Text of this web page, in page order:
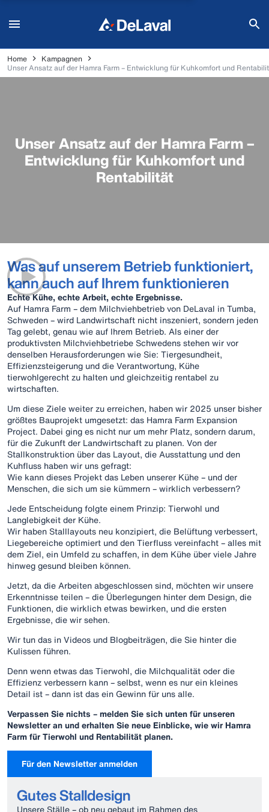
Home
Kampagnen
Unser Ansatz auf der Hamra Farm – Entwicklung für Kuhkomfort und
Unser Ansatz auf der Hamra Farm –
Entwicklung für Kuhkomfort und
Rentabilität
Was auf unserem Betrieb funktioniert,
kann auch auf Ihrem funktionieren
Echte Kühe, echte Arbeit, echte Ergebnisse.
Auf Hamra Farm – dem Milchviehbetrieb von DeLaval in Tumba,
Schweden – wird Landwirtschaft nicht inszeniert, sondern jeden
Tag gelebt, genau wie auf Ihrem Betrieb. Als einer der
produktivsten Milchviehbetriebe Schwedens stehen wir vor
denselben Herausforderungen wie Sie: Tiergesundheit,
Effizienzsteigerung und die Verantwortung, Kühe
tierwohlgerecht zu halten und gleichzeitig rentabel zu
wirtschaften.
Um diese Ziele weiter zu erreichen, haben wir 2025 unser bisher
größtes Bauprojekt umgesetzt: das Hamra Farm Expansion
Project. Dabei ging es nicht nur um mehr Platz, sondern darum,
für die Zukunft der Landwirtschaft zu planen. Von der
Stallkonstruktion über das Layout, die Ausstattung und den
Kuhfluss haben wir uns gefragt:
Wie kann dieses Projekt das Leben unserer Kühe – und der
Menschen, die sich um sie kümmern – wirklich verbessern?
Jede Entscheidung folgte einem Prinzip: Tierwohl und
Langlebigkeit der Kühe.
Wir haben Stalllayouts neu konzipiert, die Belüftung verbessert,
Liegebereiche optimiert und den Tierfluss vereinfacht – alles mit
dem Ziel, ein Umfeld zu schaffen, in dem Kühe über viele Jahre
hinweg gesund bleiben können.
Jetzt, da die Arbeiten abgeschlossen sind, möchten wir unsere
Erkenntnisse teilen – die Überlegungen hinter dem Design, die
Funktionen, die wirklich etwas bewirken, und die ersten
Ergebnisse, die wir sehen.
Wir tun das in Videos und Blogbeiträgen, die Sie hinter die
Kulissen führen.
Denn wenn etwas das Tierwohl, die Milchqualität oder die
Effizienz verbessern kann – selbst, wenn es nur ein kleines
Detail ist – dann ist das ein Gewinn für uns alle.
Verpassen Sie nichts – melden Sie sich unten für unseren
Newsletter an und erhalten Sie neue Einblicke, wie wir Hamra
Farm für Tierwohl und Rentabilität planen.
Für den Newsletter anmelden
Gutes Stalldesign
Unsere Ställe – ob neu gebaut im Rahmen des